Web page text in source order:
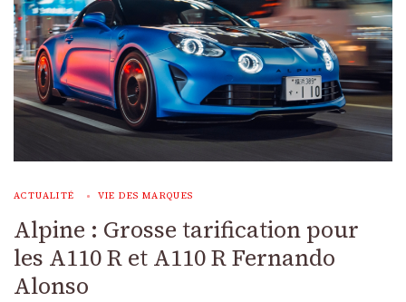
ACTUALITÉ VIE DES MARQUES
Alpine : Grosse tarification pour
les A110 R et A110 R Fernando
Alonso